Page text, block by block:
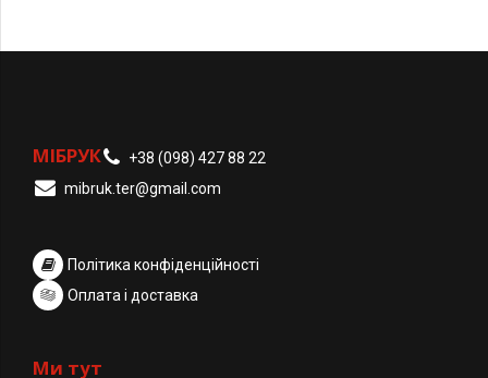
МІБРУК
+38 (098) 427 88 22
mibruk.ter@gmail.com
Політика конфіденційності
Оплата і доставка
Ми тут